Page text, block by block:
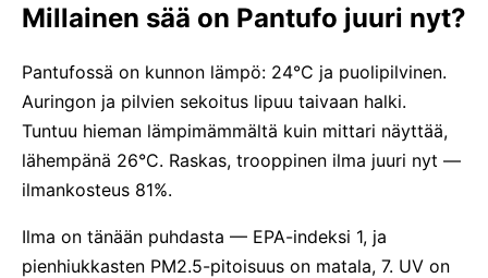
Millainen sää on Pantufo juuri nyt?
Pantufossä on kunnon lämpö: 24°C ja puolipilvinen.
Auringon ja pilvien sekoitus lipuu taivaan halki.
Tuntuu hieman lämpimämmältä kuin mittari näyttää,
lähempänä 26°C. Raskas, trooppinen ilma juuri nyt —
ilmankosteus 81%.
Ilma on tänään puhdasta — EPA-indeksi 1, ja
pienhiukkasten PM2.5-pitoisuus on matala, 7. UV on